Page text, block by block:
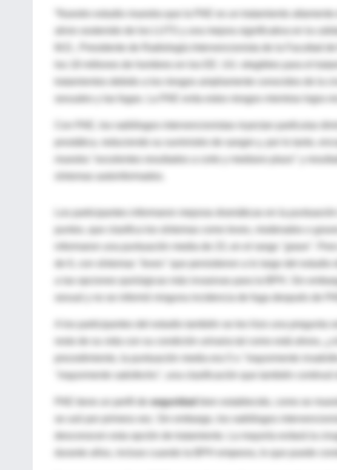
“Nuestro estudio muestra que la PAE es un tratamiento
alivio sostenido de los LUTS y una mejora significativa en la
M.D., Presidente de Radiología Intervencionista de la Facultad
los 18 millones de hombres en los EE. UU. elegibles para el
tratamientos debido a los riesgos ampliamente conocidos de la
sexuales y las fugas. La PAE evita estos riesgos mientras logra
Con PAE, los radiólogos intervencionistas inyectan partículas
prostática, reduciendo su suministro de sangre y, por lo tanto,
muestra "excelentes resultados a corto y mediano plazo" y
informaron una puntuación media de 23, en el rango
.
que persistieron a lo largo del estudio
a las opciones quirúrgicas más invasivas para la BPH. Sin
sexual y no se informó ninguna incidencia de fuga después de
A los participantes del estudio también se les hizo una pregunta
"mayormente
"mayormente satisfecho"
seguridad
se usó por primera vez. Sin embargo, los radiólogos
desconocen esta opción de tratamiento. La mayoría evitará la
durante años, incluso cuando la BPH empeora, lo que puede